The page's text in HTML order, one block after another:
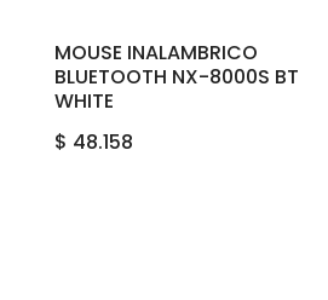
MOUSE INALAMBRICO
BLUETOOTH NX-8000S BT
WHITE
$ 48.158